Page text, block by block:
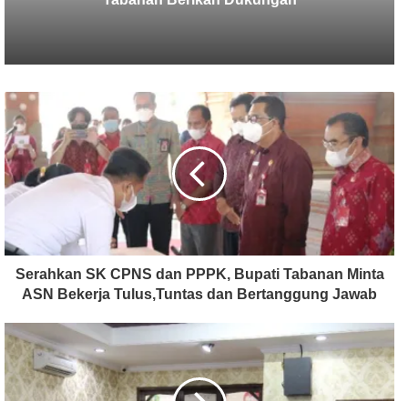
Serahkan SK CPNS dan PPPK, Bupati Tabanan Minta
ASN Bekerja Tulus,Tuntas dan Bertanggung Jawab